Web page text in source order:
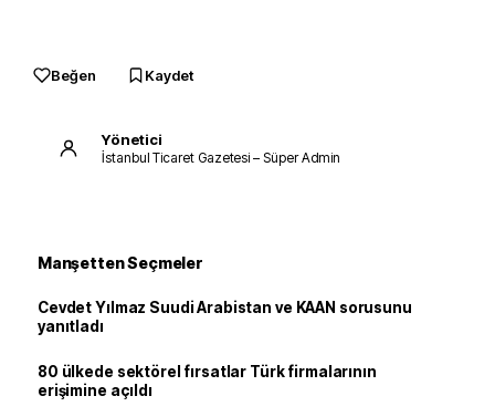
Beğen Kaydet
Yönetici
İstanbul Ticaret Gazetesi – Süper Admin
Manşetten Seçmeler
Cevdet Yılmaz Suudi Arabistan ve KAAN sorusunu
yanıtladı
80 ülkede sektörel fırsatlar Türk firmalarının
erişimine açıldı